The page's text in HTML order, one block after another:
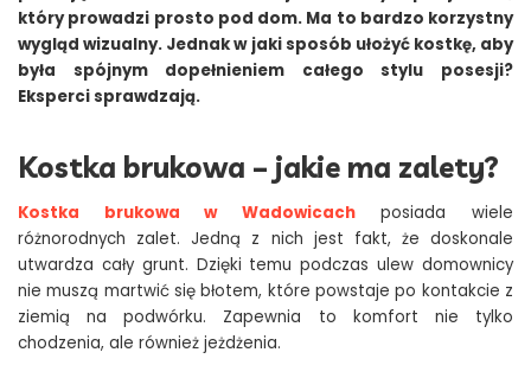
który prowadzi prosto pod dom. Ma to bardzo korzystny
wygląd wizualny. Jednak w jaki sposób ułożyć kostkę, aby
była spójnym dopełnieniem całego stylu posesji?
Eksperci sprawdzają.
Kostka brukowa – jakie ma zalety?
Kostka brukowa w Wadowicachposiada wiele
różnorodnych zalet. Jedną z nich jest fakt, że doskonale
utwardza cały grunt. Dzięki temu podczas ulew domownicy
nie muszą martwić się błotem, które powstaje po kontakcie z
ziemią na podwórku. Zapewnia to komfort nie tylko
chodzenia, ale również jeżdżenia.